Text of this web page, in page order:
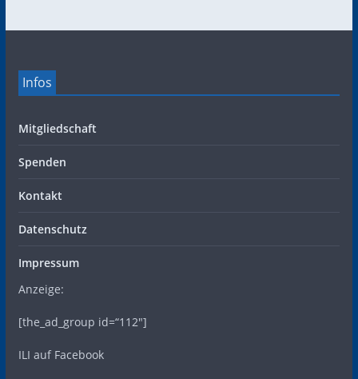
Infos
Mitgliedschaft
Spenden
Kontakt
Datenschutz
Impressum
Anzeige:
[the_ad_group id=“112″]
ILI auf Facebook